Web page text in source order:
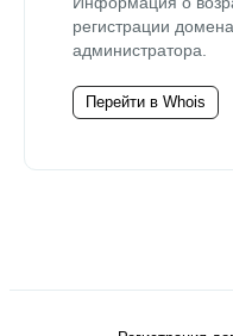
регистрации
администратора.
Перейти в Whois